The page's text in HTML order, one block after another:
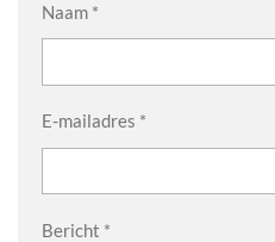
Naam *
E-mailadres *
Bericht *